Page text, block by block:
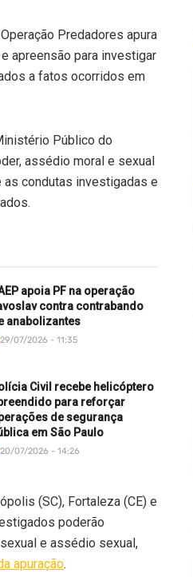
Predadores apura
apreensão para investigar
a fatos ocorridos em
Público do
assédio moral e sexual
condutas investigadas e
apoia PF na operação
contra contrabando
anabolizantes
07/2026 - 11:35
Civil recebe helicóptero
para reforçar
de segurança
em São Paulo
07/2026 - 14:26
(SC), Fortaleza (CE) e
poderão
e assédio sexual,
apuração.